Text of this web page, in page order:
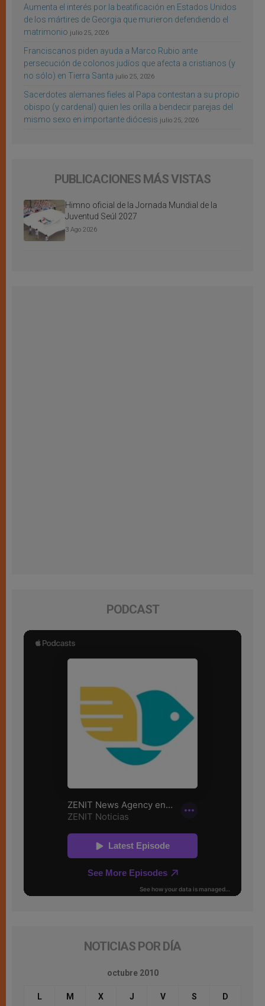
Aumenta el interés por la beatificación en Estados Unidos
de los mártires de Georgia que murieron defendiendo el
matrimonio julio 25, 2026
Franciscanos piden ayuda a Marco Rubio ante
persecución de colonos judíos que afecta a cristianos (y
no sólo) en Tierra Santa julio 25, 2026
Sacerdotes alemanes fieles al Papa contestan a su propio
obispo (y cardenal) quien les orilla a bendecir parejas del
mismo sexo en importante diócesis julio 25, 2026
PUBLICACIONES MÁS VISTAS
Himno oficial de la Jornada Mundial de la
Juventud Seúl 2027
3 Ago 2026
PODCAST
NOTICIAS POR DÍA
octubre 2010
L M X J V S D